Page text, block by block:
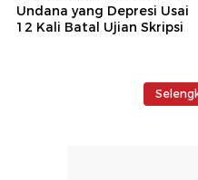
Undana yang Depresi Usai
12 Kali Batal Ujian Skripsi